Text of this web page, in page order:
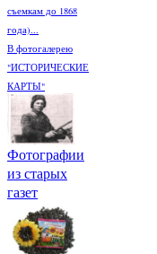
съемкам до 1868
года)...
В фотогалерею
"ИСТОРИЧЕСКИЕ
КАРТЫ"
Фотографии
из старых
газет